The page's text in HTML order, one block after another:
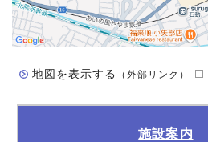
地図を表示する （外部リンク）
施設案内